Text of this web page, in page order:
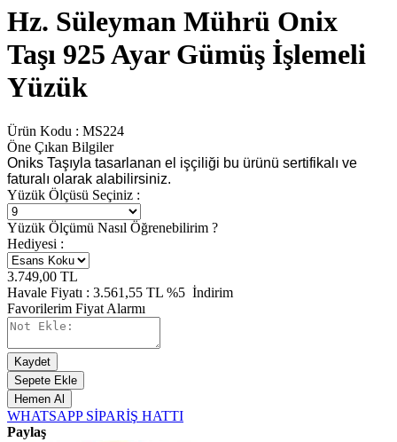
Hz. Süleyman Mührü Onix
Taşı 925 Ayar Gümüş İşlemeli
Yüzük
Ürün Kodu : MS224
Öne Çıkan Bilgiler
Oniks Taşıyla tasarlanan el işçiliği bu ürünü sertifikalı ve
faturalı olarak alabilirsiniz.
Yüzük Ölçüsü Seçiniz :
Yüzük Ölçümü Nasıl Öğrenebilirim ?
Hediyesi :
3.749,00 TL
Havale Fiyatı : 3.561,55 TL %5 İndirim
Favorilerim Fiyat Alarmı
Kaydet
Sepete Ekle
Hemen Al
WHATSAPP SİPARİŞ HATTI
Paylaş